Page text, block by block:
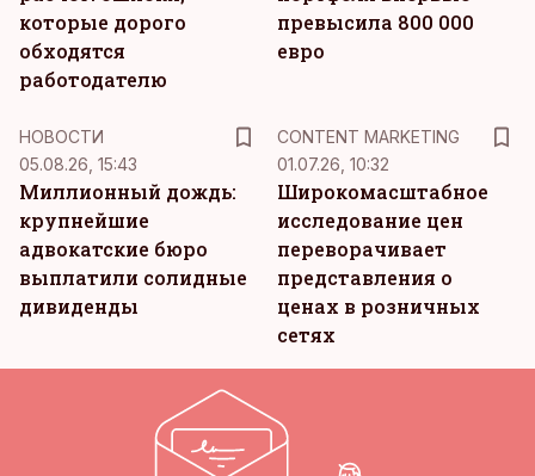
которые дорого
обходятся
работодателю
превысила 800 000
евро
НОВОСТИ
05.08.26, 15:43
Миллионный дождь:
крупнейшие
адвокатские бюро
выплатили солидные
дивиденды
CONTENT MARKETING
01.07.26, 10:32
Широкомасштабное
исследование цен
переворачивает
представления о
ценах в розничных
сетях